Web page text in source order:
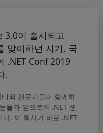
3.0이 출시되고
맞이하던 시기, 국
.NET Conf 2019
.
외 전문가들이 함께하
들과 앞으로의 .NET 생
다. 이 행사가 바로 .NET